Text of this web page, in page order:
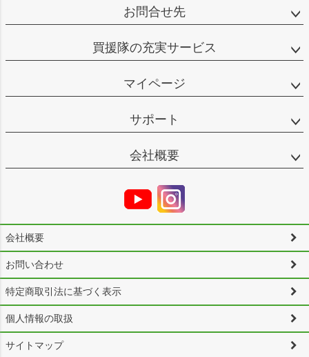
お問合せ先
買援隊の充実サービス
マイページ
サポート
会社概要
会社概要
お問い合わせ
特定商取引法に基づく表示
個人情報の取扱
サイトマップ